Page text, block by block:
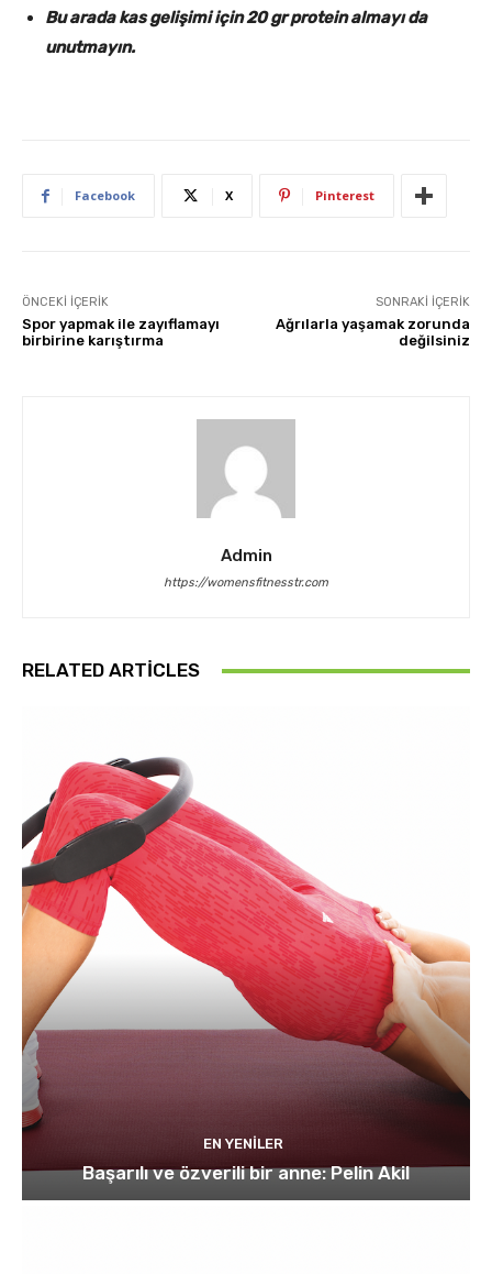
Bu arada kas gelişimi için 20 gr protein almayı da
unutmayın.
Facebook X Pinterest
ÖNCEKI İÇERIK
Spor yapmak ile zayıflamayı
birbirine karıştırma
SONRAKI İÇERIK
Ağrılarla yaşamak zorunda
değilsiniz
Admin
https://womensfitnesstr.com
RELATED ARTICLES
EN YENILER
Başarılı ve özverili bir anne: Pelin Akil